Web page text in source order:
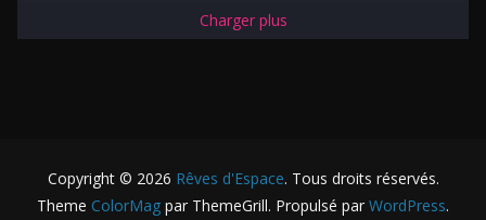
Charger plus
Copyright © 2026 Rêves d'Espace. Tous droits réservés.
Theme ColorMag par ThemeGrill. Propulsé par WordPress.